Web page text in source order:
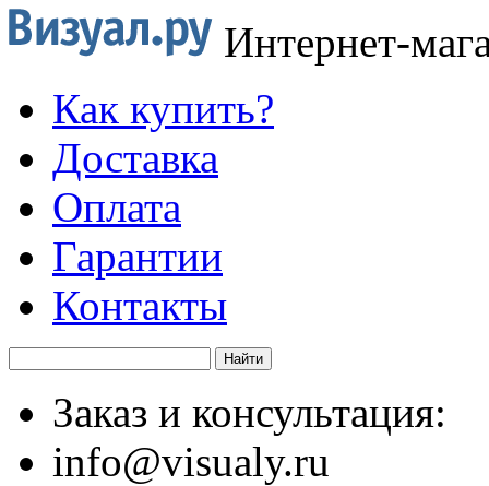
Интернет-
Как купить?
Доставка
Оплата
Гарантии
Контакты
Заказ и консультация:
info@visualy.ru